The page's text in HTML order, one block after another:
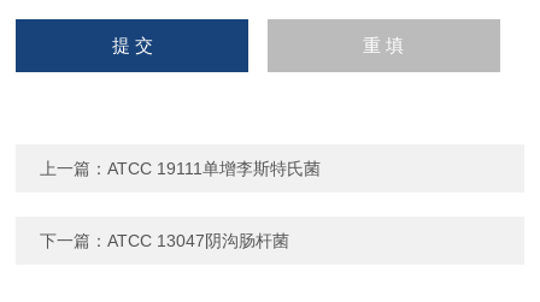
上一篇：ATCC 19111单增李斯特氏菌
下一篇：ATCC 13047阴沟肠杆菌